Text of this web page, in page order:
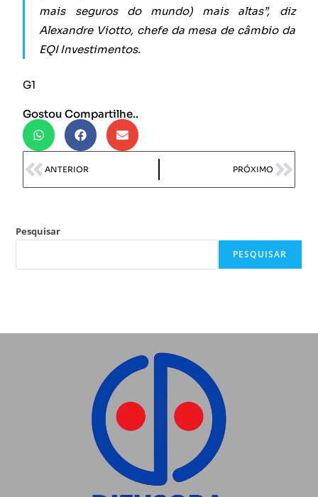
mais seguros do mundo) mais altas”, diz
Alexandre Viotto, chefe da mesa de câmbio da
EQI Investimentos.
G1
Gostou Compartilhe..
ANTERIOR PRÓXIMO
Pesquisar
PESQUISAR